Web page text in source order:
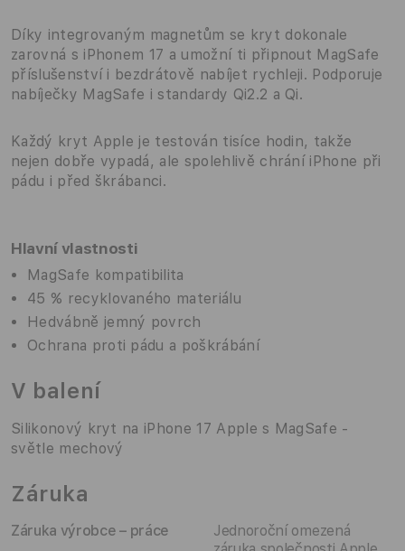
Díky integrovaným magnetům se kryt dokonale
zarovná s iPhonem 17 a umožní ti připnout MagSafe
příslušenství i bezdrátově nabíjet rychleji. Podporuje
nabíječky MagSafe i standardy Qi2.2 a Qi.
Každý kryt Apple je testován tisíce hodin, takže
nejen dobře vypadá, ale spolehlivě chrání iPhone při
pádu i před škrábanci.
Hlavní vlastnosti
MagSafe kompatibilita
45 % recyklovaného materiálu
Hedvábně jemný povrch
Ochrana proti pádu a poškrábání
V balení
Silikonový kryt na iPhone 17 Apple s MagSafe -
světle mechový
Záruka
Záruka výrobce – práce
Jednoroční omezená